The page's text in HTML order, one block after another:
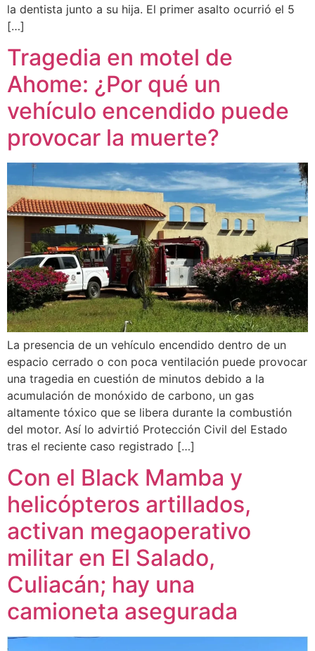
la dentista junto a su hija. El primer asalto ocurrió el 5
[…]
Tragedia en motel de
Ahome: ¿Por qué un
vehículo encendido puede
provocar la muerte?
La presencia de un vehículo encendido dentro de un
espacio cerrado o con poca ventilación puede provocar
una tragedia en cuestión de minutos debido a la
acumulación de monóxido de carbono, un gas
altamente tóxico que se libera durante la combustión
del motor. Así lo advirtió Protección Civil del Estado
tras el reciente caso registrado […]
Con el Black Mamba y
helicópteros artillados,
activan megaoperativo
militar en El Salado,
Culiacán; hay una
camioneta asegurada